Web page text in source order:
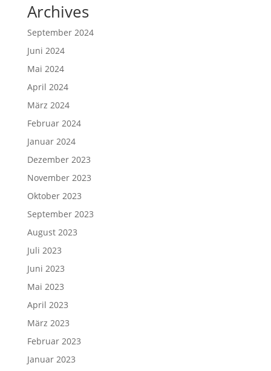
Archives
September 2024
Juni 2024
Mai 2024
April 2024
März 2024
Februar 2024
Januar 2024
Dezember 2023
November 2023
Oktober 2023
September 2023
August 2023
Juli 2023
Juni 2023
Mai 2023
April 2023
März 2023
Februar 2023
Januar 2023